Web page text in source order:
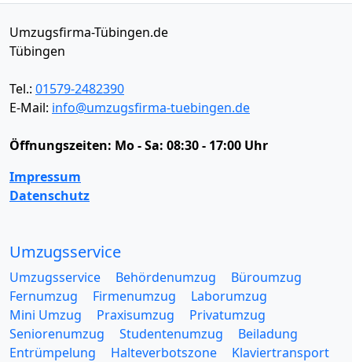
Umzugsfirma-Tübingen.de
Tübingen
Tel.: 01579-2482390
E-Mail: info@umzugsfirma-tuebingen.de
Öffnungszeiten: Mo - Sa: 08:30 - 17:00 Uhr
Impressum
Datenschutz
Umzugsservice
Umzugsservice Behördenumzug
Büroumzug
Fernumzug
Firmenumzug
Laborumzug
Mini Umzug
Praxisumzug
Privatumzug
Seniorenumzug
Studentenumzug
Beiladung
Entrümpelung
Halteverbotszone
Klaviertransport